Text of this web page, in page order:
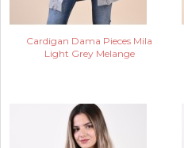
Cardigan Dama Pieces Mila
Light Grey Melange